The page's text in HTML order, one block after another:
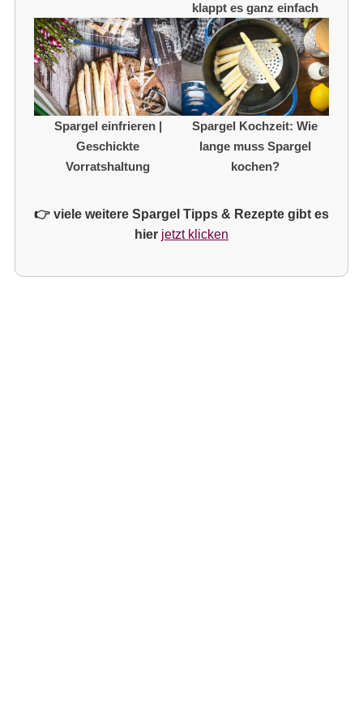
klappt es ganz einfach
Spargel einfrieren |
Geschickte
Vorratshaltung
Spargel Kochzeit: Wie
lange muss Spargel
kochen?
👉 viele weitere Spargel Tipps & Rezepte gibt es
hier jetzt klicken